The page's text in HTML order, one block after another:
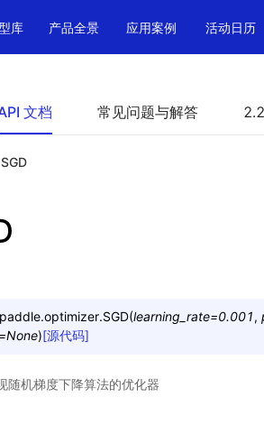
库 产品全景 应用案例 活动日历
文档 常见问题与解答
SGD
paddle.optimizer.SGD(learning_rate=0.001,
=None)[源代码]
随机梯度下降算法的优化器